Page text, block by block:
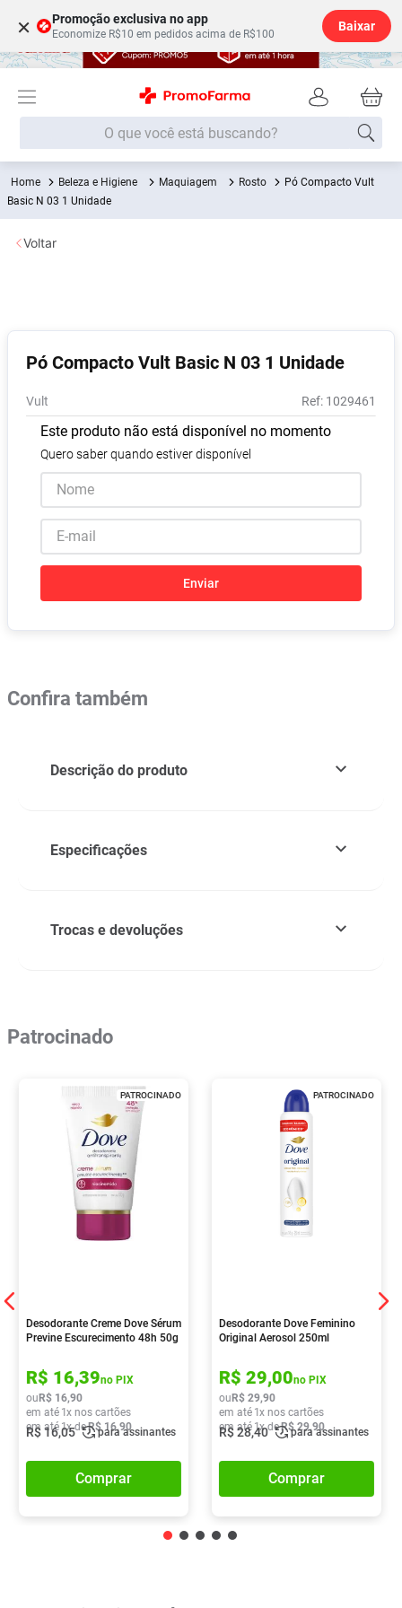
× Promoção exclusiva no app
Economize R$10 em pedidos acima de R$100
Baixar
O que você está buscando?
Beleza e Higiene Maquiagem Rosto
Pó Compacto Vult
Basic N 03 1 Unidade
Pó Compacto Vult Basic N 03 1 Unidade
Vult : 1029461
Este produto não está disponível no momento
Quero saber quando estiver disponível
Enviar
Voltar
Confira também
Descrição do produto
Especificações
Trocas e devoluções
Patrocinado
PATROCINADO
Desodorante Creme Dove Sérum
Previne Escurecimento 48h 50g
R$ 16,39no PIX
ou R$ 16,90
em até 1x nos cartões
em até1x deR$ 16,90
R$16,05 para assinantes
Comprar
PATROCINADO
Desodorante Dove Feminino
Original Aerosol 250ml
R$ 29,00no PIX
ou R$ 29,90
em até 1x nos cartões
em até 1x deR$ 29,90
R$28,40 para assinantes
Comprar
Termos mais buscados
1º Fralda
2
6º Shampoo
8 Absorvente
9º Lavitan
10 º